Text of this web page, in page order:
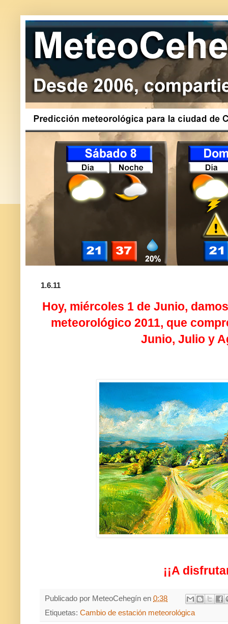
1.6.11
Hoy, miércoles 1 de Junio,
meteorológico 2011, que
Junio, Julio y
¡¡A
Publicado por MeteoCehegín en 0:38
Etiquetas: Cambio de estación meteorológica